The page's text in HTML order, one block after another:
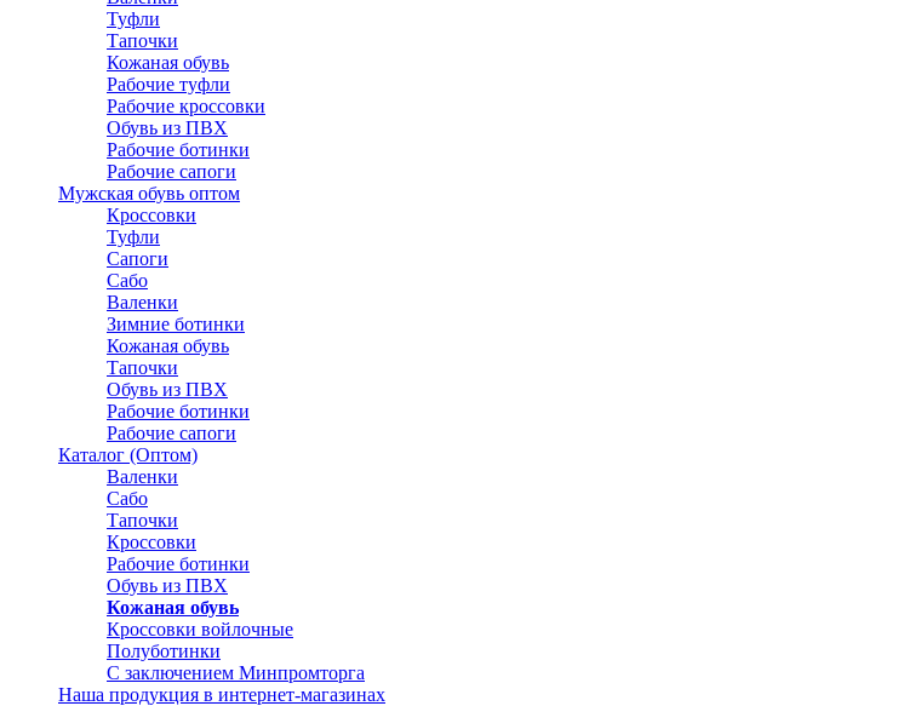
Туфли
Тапочки
Кожаная обувь
Рабочие туфли
Рабочие кроссовки
Обувь из ПВХ
Рабочие ботинки
Рабочие сапоги
Мужская обувь оптом
Кроссовки
Туфли
Сапоги
Сабо
Валенки
Зимние ботинки
Кожаная обувь
Тапочки
Обувь из ПВХ
Рабочие ботинки
Рабочие сапоги
Каталог (Оптом)
Валенки
Сабо
Тапочки
Кроссовки
Рабочие ботинки
Обувь из ПВХ
Кожаная обувь
Кроссовки войлочные
Полуботинки
С заключением Минпромторга
Наша продукция в интернет-магазинах